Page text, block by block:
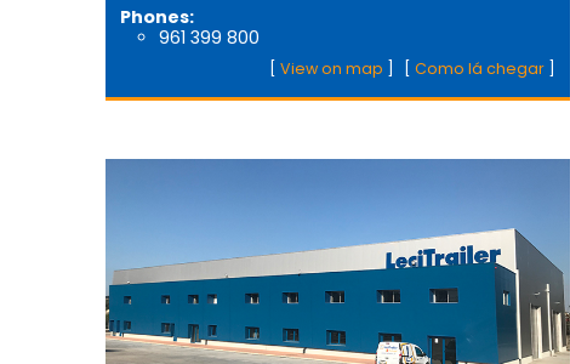
Phones:
961 399 800
[Como lá chegar
[View on map